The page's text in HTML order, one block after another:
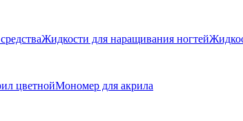
Жидкости для наращивания ногтей
цветнойМономер для акрила